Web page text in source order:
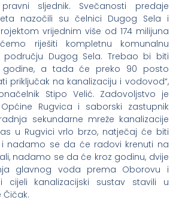
sljednik. Svečanosti predaje
nazočili su čelnici Dugog Sela i
vrijednim više od 174 milijuna
riješiti kompletnu komunalnu
području Dugog Sela. Trebao bi biti
godine, a tada će preko 90 posto
priključak na kanalizaciju i vodovod“,
Stipo Velić. Zadovoljstvo je
Rugvica i saborski zastupnik
sekundarne mreže kanalizacije
u Rugvici vrlo brzo, natječaj će biti
i nadamo se da će radovi krenuti na
nadamo se da će kroz godinu, dvije
glavnog voda prema Oborovu i
cijeli kanalizacijski sustav stavili u
Čičak.